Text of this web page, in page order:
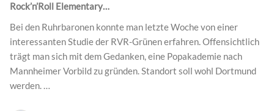
Rock’n’Roll Elementary…
Bei den Ruhrbaronen konnte man letzte Woche von einer
interessanten Studie der RVR-Grünen erfahren. Offensichtlich
trägt man sich mit dem Gedanken, eine Popakademie nach
Mannheimer Vorbild zu gründen. Standort soll wohl Dortmund
werden. …